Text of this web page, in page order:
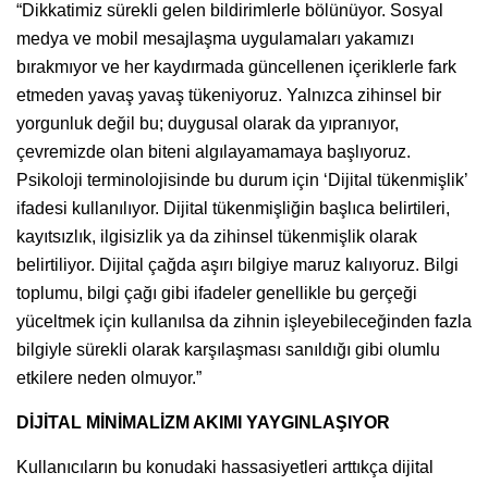
“Dikkatimiz sürekli gelen bildirimlerle bölünüyor. Sosyal
medya ve mobil mesajlaşma uygulamaları yakamızı
bırakmıyor ve her kaydırmada güncellenen içeriklerle fark
etmeden yavaş yavaş tükeniyoruz. Yalnızca zihinsel bir
yorgunluk değil bu; duygusal olarak da yıpranıyor,
çevremizde olan biteni algılayamamaya başlıyoruz.
Psikoloji terminolojisinde bu durum için ‘Dijital tükenmişlik’
ifadesi kullanılıyor. Dijital tükenmişliğin başlıca belirtileri,
kayıtsızlık, ilgisizlik ya da zihinsel tükenmişlik olarak
belirtiliyor. Dijital çağda aşırı bilgiye maruz kalıyoruz. Bilgi
toplumu, bilgi çağı gibi ifadeler genellikle bu gerçeği
yüceltmek için kullanılsa da zihnin işleyebileceğinden fazla
bilgiyle sürekli olarak karşılaşması sanıldığı gibi olumlu
etkilere neden olmuyor.”
DİJİTAL MİNİMALİZM AKIMI YAYGINLAŞIYOR
Kullanıcıların bu konudaki hassasiyetleri arttıkça dijital